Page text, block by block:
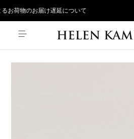
お荷物のお届け遅延について